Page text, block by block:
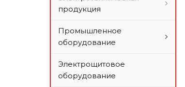
продукция
Промышленное
оборудование
Электрощитовое
оборудование